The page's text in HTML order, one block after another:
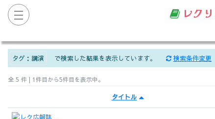
レク
タグ： 講演 で検索した結果を表示しています。 検索条件変更
全 5 件 | 1件目から5件目を表示中。
タイトル